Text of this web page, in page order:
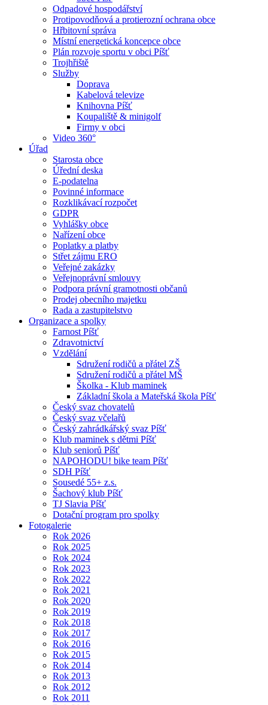
Odpadové hospodářství
Protipovodňová a protierozní ochrana obce
Hřbitovní správa
Místní energetická koncepce obce
Plán rozvoje sportu v obci Píšť
Trojhřiště
Služby
Doprava
Kabelová televize
Knihovna Píšť
Koupaliště & minigolf
Firmy v obci
Video 360°
Úřad
Starosta obce
Úřední deska
E-podatelna
Povinné informace
Rozklikávací rozpočet
GDPR
Vyhlášky obce
Nařízení obce
Poplatky a platby
Střet zájmu ERO
Veřejné zakázky
Veřejnoprávní smlouvy
Podpora právní gramotnosti občanů
Prodej obecního majetku
Rada a zastupitelstvo
Organizace a spolky
Farnost Píšť
Zdravotnictví
Vzdělání
Sdružení rodičů a přátel ZŠ
Sdružení rodičů a přátel MŠ
Školka - Klub maminek
Základní škola a Mateřská škola Píšť
Český svaz chovatelů
Český svaz včelařů
Český zahrádkářský svaz Píšť
Klub maminek s dětmi Píšť
Klub seniorů Píšť
NAPOHODU! bike team Píšť
SDH Píšť
Sousedé 55+ z.s.
Šachový klub Píšť
TJ Slavia Píšť
Dotační program pro spolky
Fotogalerie
Rok 2026
Rok 2025
Rok 2024
Rok 2023
Rok 2022
Rok 2021
Rok 2020
Rok 2019
Rok 2018
Rok 2017
Rok 2016
Rok 2015
Rok 2014
Rok 2013
Rok 2012
Rok 2011